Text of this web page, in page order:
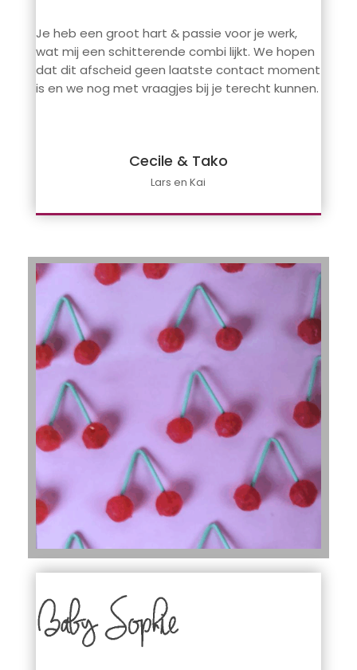
Je heb een groot hart & passie voor je werk,
wat mij een schitterende combi lijkt. We hopen
dat dit afscheid geen laatste contact moment
is en we nog met vraagjes bij je terecht kunnen.
Cecile & Tako
Lars en Kai